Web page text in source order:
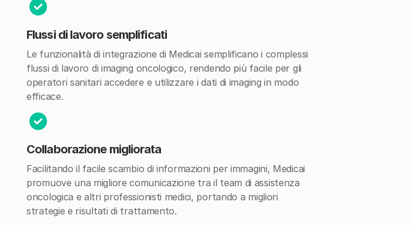
Flussi di lavoro semplificati
Le funzionalità di integrazione di Medicai semplificano i complessi
flussi di lavoro di imaging oncologico, rendendo più facile per gli
operatori sanitari accedere e utilizzare i dati di imaging in modo
efficace.
Collaborazione migliorata
Facilitando il facile scambio di informazioni per immagini, Medicai
promuove una migliore comunicazione tra il team di assistenza
oncologica e altri professionisti medici, portando a migliori
strategie e risultati di trattamento.